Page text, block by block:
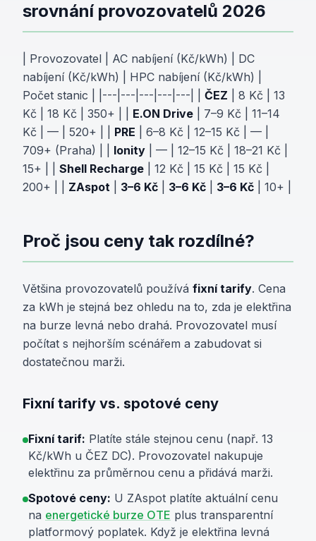
srovnání provozovatelů 2026
| Provozovatel | AC nabíjení (Kč/kWh) | DC
nabíjení (Kč/kWh) | HPC nabíjení (Kč/kWh) |
Počet stanic | |---|---|---|---|---| | ČEZ | 8 Kč | 13
Kč | 18 Kč | 350+ | | E.ON Drive | 7–9 Kč | 11–14
Kč | — | 520+ | | PRE | 6–8 Kč | 12–15 Kč | — |
709+ (Praha) | | Ionity | — | 12–15 Kč | 18–21 Kč |
15+ | | Shell Recharge | 12 Kč | 15 Kč | 15 Kč |
200+ | | ZAspot 3–6 Kč 3–6 Kč 3–6 Kč | 10+ |
Proč jsou ceny tak rozdílné?
Většina provozovatelů používá fixní tarify. Cena
za kWh je stejná bez ohledu na to, zda je elektřina
na burze levná nebo drahá. Provozovatel musí
počítat s nejhorším scénářem a zabudovat si
dostatečnou marži.
Fixní tarify vs. spotové ceny
Fixní tarif: Platíte stále stejnou cenu (např. 13
Kč/kWh u ČEZ DC). Provozovatel nakupuje
elektřinu za průměrnou cenu a přidává marži.
Spotové ceny: U ZAspot platíte aktuální cenu
na energetické burze OTE plus transparentní
platformový poplatek. Když je elektřina levná